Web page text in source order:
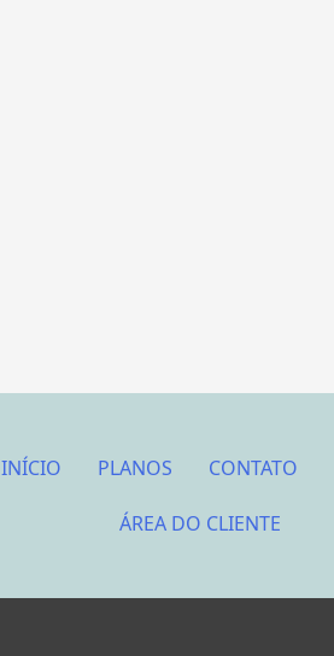
INÍCIO PLANOS CONTATO
ÁREA DO CLIENTE